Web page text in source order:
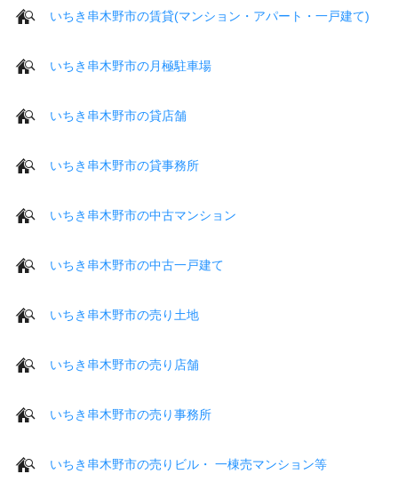
いちき串木野市の賃貸(マンション・アパート・一戸建て)
いちき串木野市の月極駐車場
いちき串木野市の貸店舗
いちき串木野市の貸事務所
いちき串木野市の中古マンション
いちき串木野市の中古一戸建て
いちき串木野市の売り土地
いちき串木野市の売り店舗
いちき串木野市の売り事務所
いちき串木野市の売りビル・ 一棟売マンション等